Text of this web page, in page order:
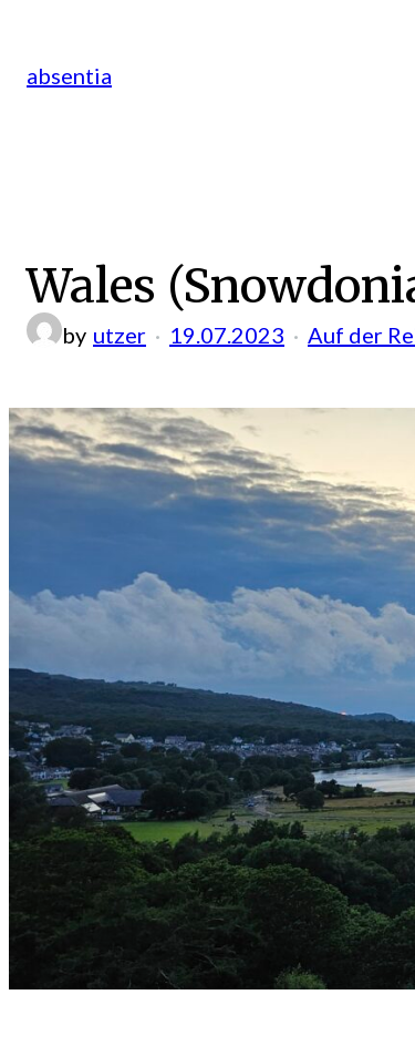
springen
absentia
Wales
by utzer 19.07.2023 Auf der